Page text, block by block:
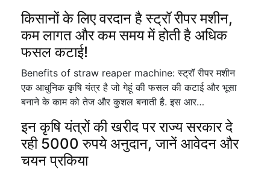
किसानों के लिए वरदान है स्ट्रॉ रीपर मशीन,
कम लागत और कम समय में होती है अधिक
फसल कटाई!
Benefits of straw reaper machine: स्ट्रॉ रीपर मशीन
एक आधुनिक कृषि यंत्र है जो गेहूं की फसल की कटाई और भूसा
बनाने के काम को तेज और कुशल बनाती है. इस आर…
इन कृषि यंत्रों की खरीद पर राज्य सरकार दे
रही 5000 रुपये अनुदान, जानें आवेदन और
चयन प्रकिया